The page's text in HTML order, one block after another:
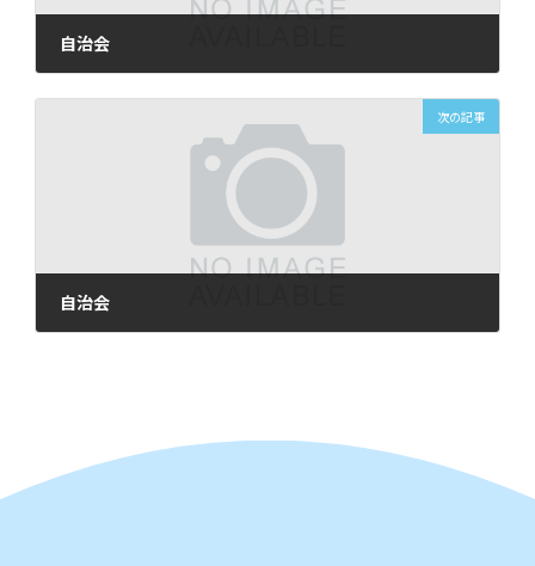
自治会
次の記事
自治会